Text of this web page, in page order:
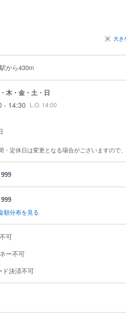
大き
から430m
木・金・土・日
- 14:30 L.O. 14:00
・定休日は変更となる場合がございますので
999
999
額分布を見る
可
ー不可
ド決済不可